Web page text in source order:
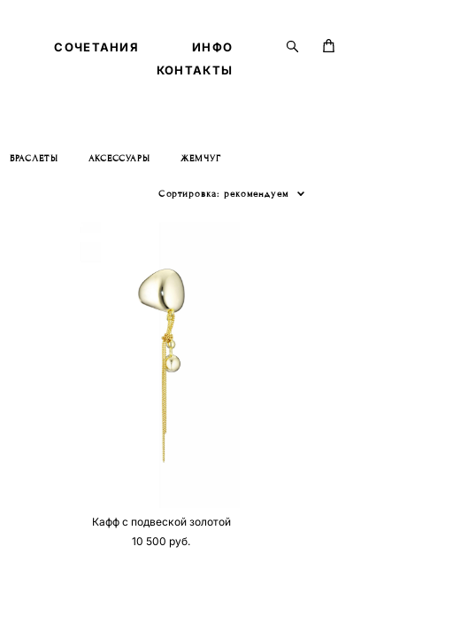
СОЧЕТАНИЯ
ИНФО
КОНТАКТЫ
СОЧЕТАНИЯ
ИНФО
КОНТАКТЫ
БРАСЛЕТЫ АКСЕССУАРЫ ЖЕМЧУГ
Сортировка: рекомендуем
Кафф с подвеской золотой
10 500 pуб.